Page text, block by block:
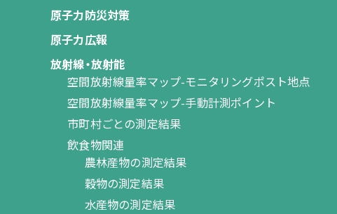
原子力防災対策
原子力広報
放射線・放射能
空間放射線量率マップ-モニタリングポスト地点
空間放射線量率マップ-手動計測ポイント
市町村ごとの測定結果
飲食物関連
農林産物の測定結果
穀物の測定結果
水産物の測定結果